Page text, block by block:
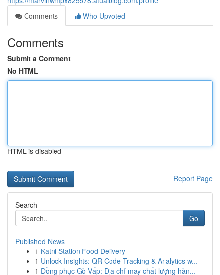
Comments
Who Upvoted
Comments
Submit a Comment
No HTML
HTML is disabled
Report Page
Search
Go
Published News
1 Katni Station Food Delivery
1 Unlock Insights: QR Code Tracking & Analytics w...
1 Đồng phục Gò Vấp: Địa chỉ may chất lượng hàn...